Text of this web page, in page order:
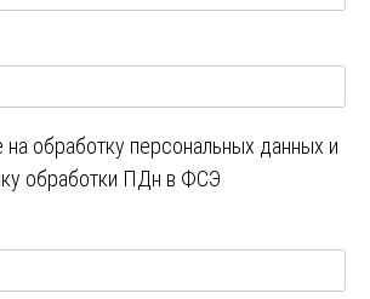
на обработку персональных данных и
обработки ПДн в ФСЭ